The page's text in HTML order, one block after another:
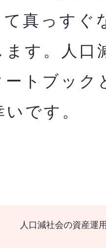
真っすぐ
す。人口
トブック
です。
人口減社会の資産運用